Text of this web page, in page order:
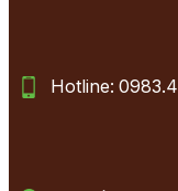
Hotline: